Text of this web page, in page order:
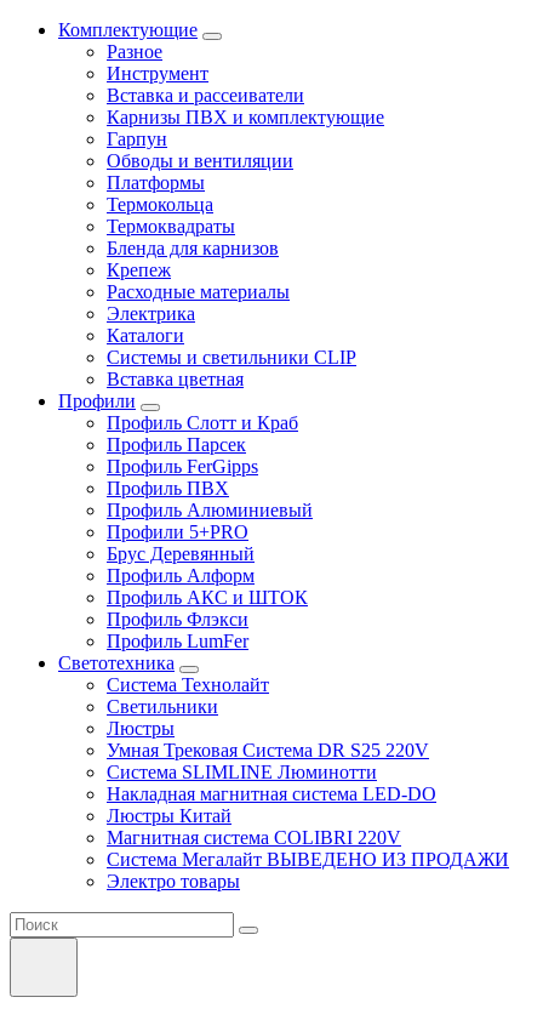
Комплектующие
Разное
Инструмент
Вставка и рассеиватели
Карнизы ПВХ и комплектующие
Гарпун
Обводы и вентиляции
Платформы
Термокольца
Термоквадраты
Бленда для карнизов
Крепеж
Расходные материалы
Электрика
Каталоги
Системы и светильники CLIP
Вставка цветная
Профили
Профиль Слотт и Краб
Профиль Парсек
Профиль FerGipps
Профиль ПВХ
Профиль Алюминиевый
Профили 5+PRO
Брус Деревянный
Профиль Алформ
Профиль АКС и ШТОК
Профиль Флэкси
Профиль LumFer
Светотехника
Система Технолайт
Светильники
Люстры
Умная Трековая Система DR S25 220V
Система SLIMLINE Люминотти
Накладная магнитная система LED-DO
Люстры Китай
Магнитная система COLIBRI 220V
Система Мегалайт ВЫВЕДЕНО ИЗ ПРОДАЖИ
Электро товары